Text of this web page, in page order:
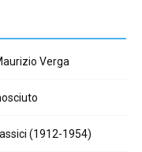
Verga
(1912-1954)